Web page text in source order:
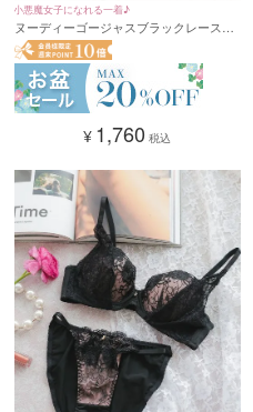
小悪魔女子になれる一着♪
ヌーディーゴージャスブラックレースカ
ップブラジャー&ショーツセット★(ブラ
ック)(B~F,65~80)
¥ 1,760 税込